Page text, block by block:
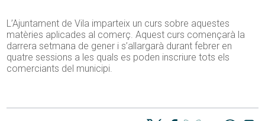
L’Ajuntament de Vila imparteix un curs sobre aquestes
matèries aplicades al comerç. Aquest curs començarà la
darrera setmana de gener i s’allargarà durant febrer en
quatre sessions a les quals es poden inscriure tots els
comerciants del municipi.